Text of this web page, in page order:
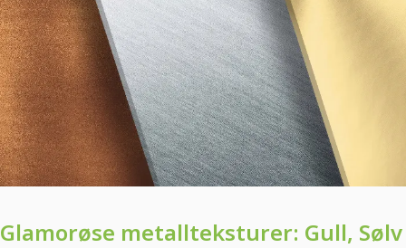
Glamorøse metallteksturer: Gull, Sølv